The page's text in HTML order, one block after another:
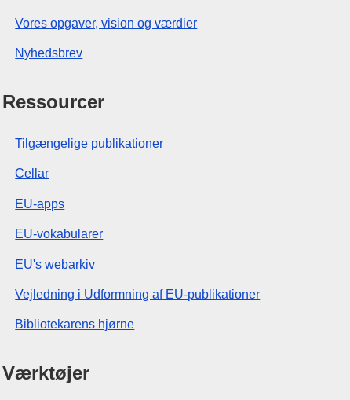
Vores opgaver, vision og værdier
Nyhedsbrev
Ressourcer
Tilgængelige publikationer
Cellar
EU-apps
EU-vokabularer
EU's webarkiv
Vejledning i Udformning af EU-publikationer
Bibliotekarens hjørne
Værktøjer